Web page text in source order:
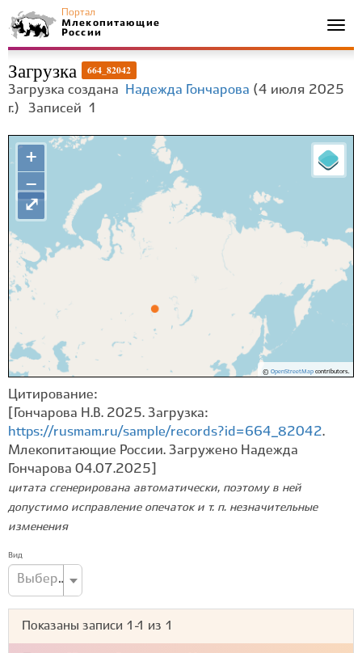
Портал
Млекопитающие
России
Загрузка 664_82042
Загрузка создана Надежда Гончарова (4 июля 2025
г.) Записей 1
+
−
© OpenStreetMapcontributors.
⤢
Цитирование:
[Гончарова Н.В. 2025. Загрузка:
https://rusmam.ru/sample/records?id=664_82042.
Млекопитающие России. Загружено Надежда
Гончарова 04.07.2025]
цитата сгенерирована автоматически, поэтому в ней
допустимо исправление опечаток и т. п. незначительные
изменения
Вид
Выберите вид...
Показаны записи 1-1 из 1